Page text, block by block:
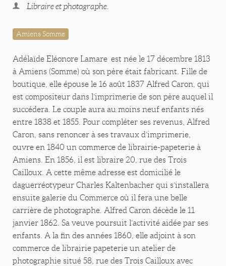
Libraire et photographe.
Amiens Somme
Adélaïde Eléonore Lamare est née le 17 décembre 1813
à Amiens (Somme) où son père était fabricant. Fille de
boutique, elle épouse le 16 août 1837 Alfred Caron, qui
est compositeur dans l’imprimerie de son père auquel il
succédera. Le couple aura au moins neuf enfants nés
entre 1838 et 1855. Pour compléter ses revenus, Alfred
Caron, sans renoncer à ses travaux d’imprimerie,
ouvre en 1840 un commerce de librairie-papeterie à
Amiens. En 1856, il est libraire 20, rue des Trois
Cailloux. A cette même adresse est domicilié le
daguerréotypeur Charles Kaltenbacher qui s’installera
ensuite galerie du Commerce où il fera une belle
carrière de photographe. Alfred Caron décède le 11
janvier 1862. Sa veuve poursuit l’activité aidée par ses
enfants. A la fin des années 1860, elle adjoint à son
commerce de librairie papeterie un atelier de
photographie situé 58, rue des Trois Cailloux avec